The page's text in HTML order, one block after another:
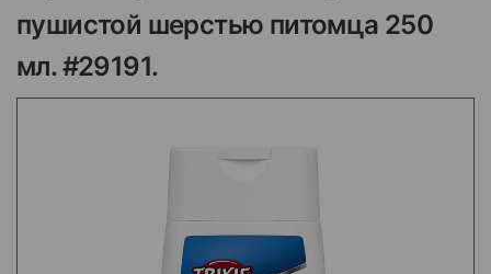
пушистой шерстью питомца 250
мл. #29191.